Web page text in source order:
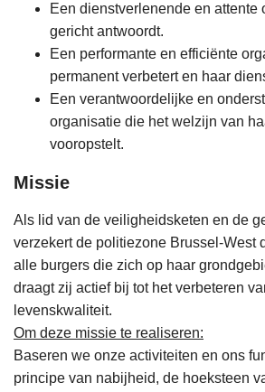
Een dienstverlenende en attente
gericht antwoordt.
Een performante en efficiënte
permanent verbetert en haar
Een verantwoordelijke en
organisatie die het welzijn van
vooropstelt.
Missie
Als lid van de veiligheidsketen en de
verzekert de politiezone Brussel-West
alle burgers die zich op haar
draagt zij actief bij tot het verbeteren
levenskwaliteit.
Om deze missie te realiseren:
Baseren we onze activiteiten en ons
principe van nabijheid, de hoeksteen